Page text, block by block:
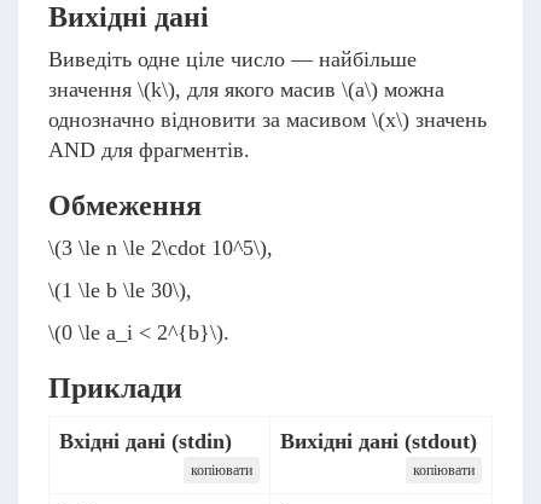
Вихідні дані
Виведіть одне ціле число — найбільше
значення \(k\), для якого масив \(a\) можна
однозначно відновити за масивом \(x\) значень
AND для фрагментів.
Обмеження
\(3 \le n \le 2\cdot 10^5\),
\(1 \le b \le 30\),
\(0 \le a_i < 2^{b}\).
Приклади
Вхідні дані (stdin)
копіювати
Вихідні дані (stdout)
копіювати